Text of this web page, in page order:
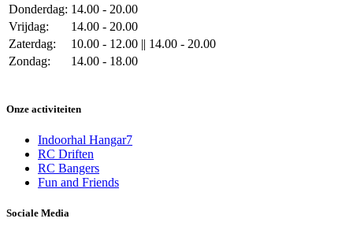
Donderdag: 14.00 - 20.00
Vrijdag:
14.00 - 20.00
Zaterdag:
10.00 - 12.00 || 14.00 - 20.00
Zondag:
14.00 - 18.00
Onze activiteiten
Indoorhal Hangar7
RC Driften
RC Bangers
Fun and Friends
Sociale Media